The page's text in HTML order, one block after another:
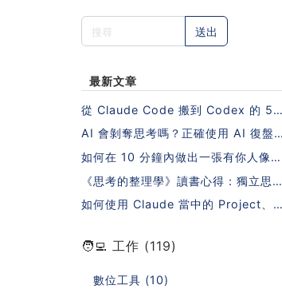
送出
最新文章
從 Claude Code 搬到 Codex 的 5
步驟指南（不需要重寫 Skills 也能做
到！）
AI 會剝奪思考嗎？正確使用 AI 復盤
的 5 個步驟
如何在 10 分鐘內做出一張有你人像照
片的日系課程封面？
《思考的整理學》讀書心得：獨立思考
的秘密，藏在一本沒有 AI 的年代寫下
的書裡
如何使用 Claude 當中的 Project、S
🧑‍💻 工作 (119)
數位工具 (10)